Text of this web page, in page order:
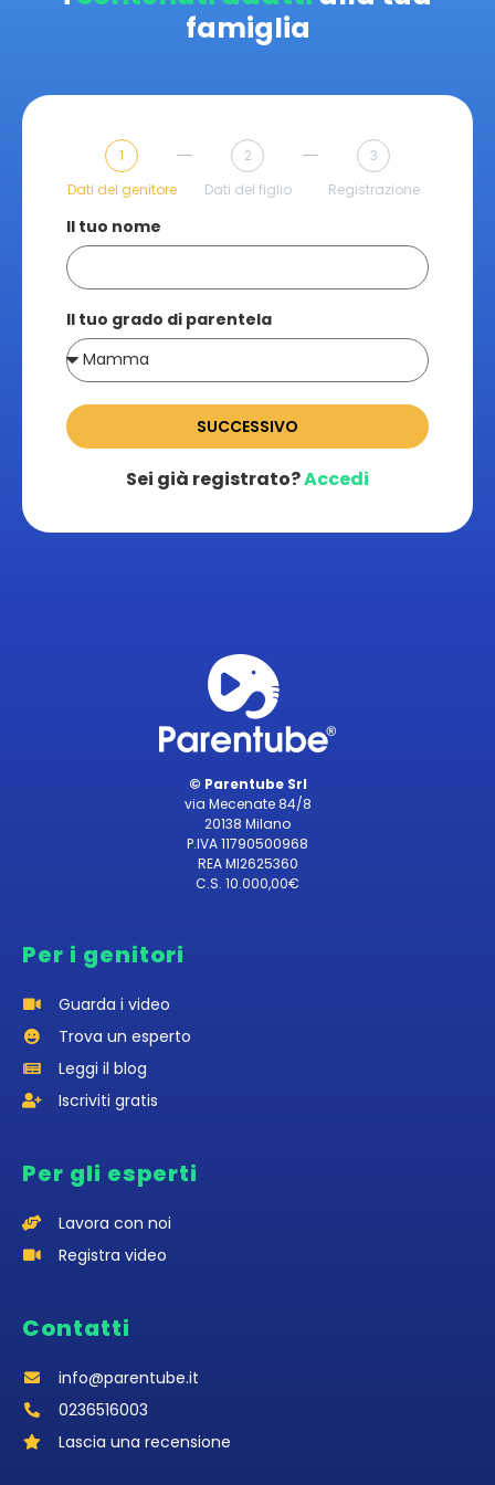
famiglia
1
Dati del genitore
2
Dati del figlio
3
Registrazione
Il tuo nome
Il tuo grado di parentela
SUCCESSIVO
Sei già registrato?Accedi
© Parentube Srl
via Mecenate 84/8
20138 Milano
P.IVA 11790500968
REA MI2625360
C.S. 10.000,00€
Per i genitori
Guarda i video
Trova un esperto
Leggi il blog
Iscriviti gratis
Per gli esperti
Lavora con noi
Registra video
Contatti
info@parentube.it
0236516003‬
Lascia una recensione